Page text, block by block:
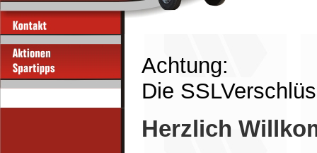
Achtung:
Die
Herzlich